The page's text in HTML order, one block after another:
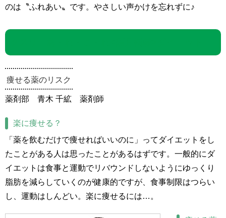
のは〝ふれあい〟です。やさしい声かけを忘れずに♪
痩せる薬のリスク
薬剤部 青木 千絋 薬剤師
楽に痩せる？
「薬を飲むだけで痩せればいいのに」ってダイエットをし
たことがある人は思ったことがあるはずです。一般的にダ
イエットは食事と運動でリバウンドしないようにゆっくり
脂肪を減らしていくのが健康的ですが、食事制限はつらい
し、運動はしんどい。楽に痩せるには…。